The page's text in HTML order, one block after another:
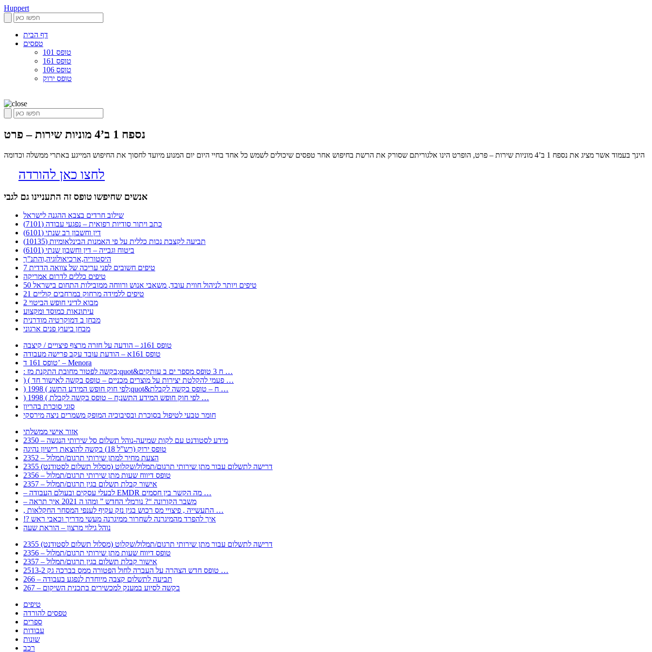
Huppert
דף הבית
טפסים
טופס 101
טופס 161
טופס 106
טופס ירוק
נספח 1 ב’4 מוניות שירות – פרט
הינך בעמוד אשר מציג את נספח 1 ב’4 מוניות שירות – פרט, הופרט הינו אלגוריתם שסורק את הרשת בחיפוש אחר טפסים שיכולים לשמש כל אחד בחיי היום יום המנוע מיועד לחסוך את החיפוש המייגע באתרי ממשלה וכדומה
לחצו כאן להורדה
אנשים שחיפשו טופס זה התעניינו גם לגבי
שילוב חרדים בצבא ההגנה לישראל
כתב ויתור סודיות רפואית – נפגעי עבודה (7101)
דין וחשבון רב שנתי (6101)
תביעה לקצבת נכות כללית על פי האמנות הבינלאומיות (10135)
ביטוח וגבייה – דין וחשבון שנתי (6101)
היסטוריה,ארכיאולוגיה,והתנ”ך
7 טיפים חשובים לפני עריכה של צוואה הדדית
טיפים כללים לדרום אמריקה
50 טיפים ויותר לניהול חווית עובד, משאבי אנוש ורווחה ממובילות התחום בישראל
21 טיפים ללמידה מרחוק במרחבים קוליים
מבוא לדיני חופש הביטוי 2
עיתונאות כמוסד ומקצוע
מבחן ב דמוקרטיה מודרנית
מבחן ביעוץ פנים ארגוני
טופס 161ג – הודעה על חזרה מרצף פיצויים / קיצבה
טופס 161א – הודעת עובד עקב פרישה מעבודה
טופס 161 ד’ – Menora
: בקשה לפטור מחובת התקנת מז;quot&ח 3 טופס מספר ים ב עותקים …
) ( פעמי להקלטת יצירות על מוצרים מכניים – טופס בקשה לאישור חד …
) 1998 ( לפי חוק חופש המידע התשנ;quot&ח – טופס בקשה לקבלת …
) 1998 ( לפי חוק חופש המידע התשנ;ח – טופס בקשה לקבלת …
סוגי סוכרת בהריון
חומר טבעי לטיפול בסוכרת ובסיבוכיה המופק משמרים ניצה מירסקי
אזור אישי ממשלתי
2350 – מידע לסטודנט עם לקות שמיעה-נוהל תשלום סל שירותי הנגשה
טופס ירוק (רש”ל 18) בקשה להוצאת רישיון נהיגה
2352 – הצעת מחיר למתן שירותי תרגום/תמלול
2355 דרישה לתשלום עבור מתן שירותי תרגום/תמלול/שקלוט (מסלול תשלום לסטודנט)
2356 – טופס דיווח שעות מתן שירותי תרגום/תמלול
2357 – אישור קבלת תשלום בגין תרגום/תמלול
– לבעלי עסקים ובעולם העבודה EMDR מה הקשר בין חסמים …
– משבר הקורונה “? נורמלי החדש ” ומהו ה 2021 איך תראה
, התעשייה , פיצויי מס רכוש בגין נזק עקיף לענפי המסחר החקלאות …
!? איך להפרד מהמיגרנה לשחרור ממיגרנה מעשי מדריך וכאבי ראש
נוהל גילוי מרצון – הוראת שעה
2355 דרישה לתשלום עבור מתן שירותי תרגום/תמלול/שקלוט (מסלול תשלום לסטודנט)
2356 – טופס דיווח שעות מתן שירותי תרגום/תמלול
2357 – אישור קבלת תשלום בגין תרגום/תמלול
2513-2 טופס חדש הצהרה על העברה לחול הפטורה ממס בברכה גק …
266 – תביעה לתשלום קצבה מיוחדת לנפגע בעבודה
267 – בקשה לסיוע במענק למכשירים בתכנית השיקום
טיפים
טפסים להורדה
ספרים
עבודות
שונות
רכב